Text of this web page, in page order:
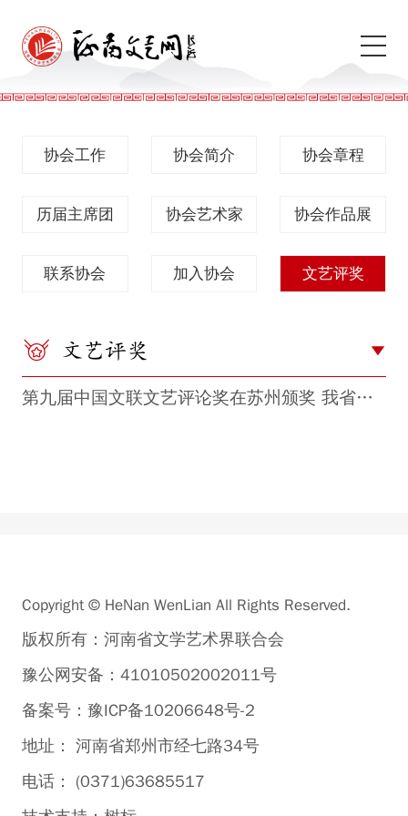
协会工作 协会简介 协会章程
历届主席团 协会艺术家 协会作品展
联系协会 加入协会 文艺评奖
文艺评奖
第九届中国文联文艺评论奖在苏州颁奖 我省一部著作两篇文章获奖
Copyright © HeNan WenLian All Rights Reserved.
版权所有：河南省文学艺术界联合会
豫公网安备：41010502002011号
备案号：豫ICP备10206648号-2
地址： 河南省郑州市经七路34号
电话： (0371)63685517